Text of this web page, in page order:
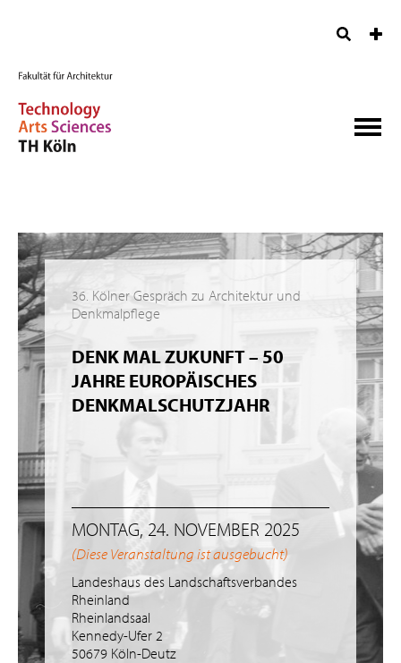
36. Kölner Gespräch zu Architektur und
Denkmalpflege
DENK MAL ZUKUNFT – 50
JAHRE EUROPÄISCHES
DENKMALSCHUTZJAHR
MONTAG, 24. NOVEMBER 2025
(Diese Veranstaltung ist ausgebucht)
Landeshaus des Landschaftsverbandes
Rheinland
Rheinlandsaal
Kennedy-Ufer 2
50679 Köln-Deutz